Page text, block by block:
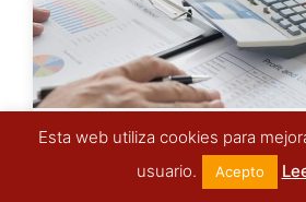
Formulario 607 DGII
Dominicana: Formato de
de bienes y servicios –
Esta web utiliza cookies para
usuario.
Acepto